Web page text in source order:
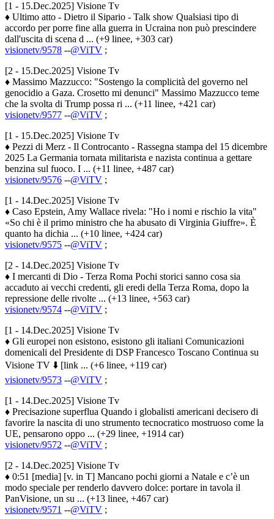
[1 - 15.Dec.2025] Visione Tv
♦ Ultimo atto - Dietro il Sipario - Talk show Qualsiasi tipo di
accordo per porre fine alla guerra in Ucraina non può prescindere
dall'uscita di scena d ... (+9 linee, +303 car)
visionetv/9578 --@ViTV ;
[2 - 15.Dec.2025] Visione Tv
♦ Massimo Mazzucco: "Sostengo la complicità del governo nel
genocidio a Gaza. Crosetto mi denunci" Massimo Mazzucco teme
che la svolta di Trump possa ri ... (+11 linee, +421 car)
visionetv/9577 --@ViTV ;
[1 - 15.Dec.2025] Visione Tv
♦ Pezzi di Merz - Il Controcanto - Rassegna stampa del 15 dicembre
2025 La Germania tornata militarista e nazista continua a gettare
benzina sul fuoco. I ... (+11 linee, +487 car)
visionetv/9576 --@ViTV ;
[1 - 14.Dec.2025] Visione Tv
♦ Caso Epstein, Amy Wallace rivela: "Ho i nomi e rischio la vita"
«So chi è il primo ministro che ha abusato di Virginia Giuffre». È
quanto ha dichia ... (+10 linee, +424 car)
visionetv/9575 --@ViTV ;
[2 - 14.Dec.2025] Visione Tv
♦ I mercanti di Dio - Terza Roma Pochi storici sanno cosa sia
accaduto ai vecchi credenti, gli eredi della Terza Roma, dopo la
repressione delle rivolte ... (+13 linee, +563 car)
visionetv/9574 --@ViTV ;
[1 - 14.Dec.2025] Visione Tv
♦ Gli europei non esistono, esistono gli italiani Comunicazioni
domenicali del Presidente di DSP Francesco Toscano Continua su
Visione TV ⬇️ [link ... (+6 linee, +119 car)
visionetv/9573 --@ViTV ;
[1 - 14.Dec.2025] Visione Tv
♦ Precisazione superflua Quando i globalisti americani decisero di
favorire la nascita di uno strumento tecnocratico mostruoso come la
UE, pensarono oppo ... (+29 linee, +1914 car)
visionetv/9572 --@ViTV ;
[2 - 14.Dec.2025] Visione Tv
♦ 0:51 [media] [v. in T] Mancano pochi giorni a Natale e c’è un
modo speciale per renderlo davvero dolce: portare in tavola il
PanVisione, un su ... (+13 linee, +467 car)
visionetv/9571 --@ViTV ;